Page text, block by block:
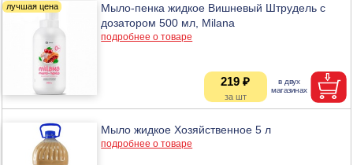
Мыло-пенка жидкое Вишневый Штрудель с
дозатором 500 мл, Milana
подробнее о товаре
219 ₽
Мыло жидкое Хозяйственное 5 л
подробнее о товаре